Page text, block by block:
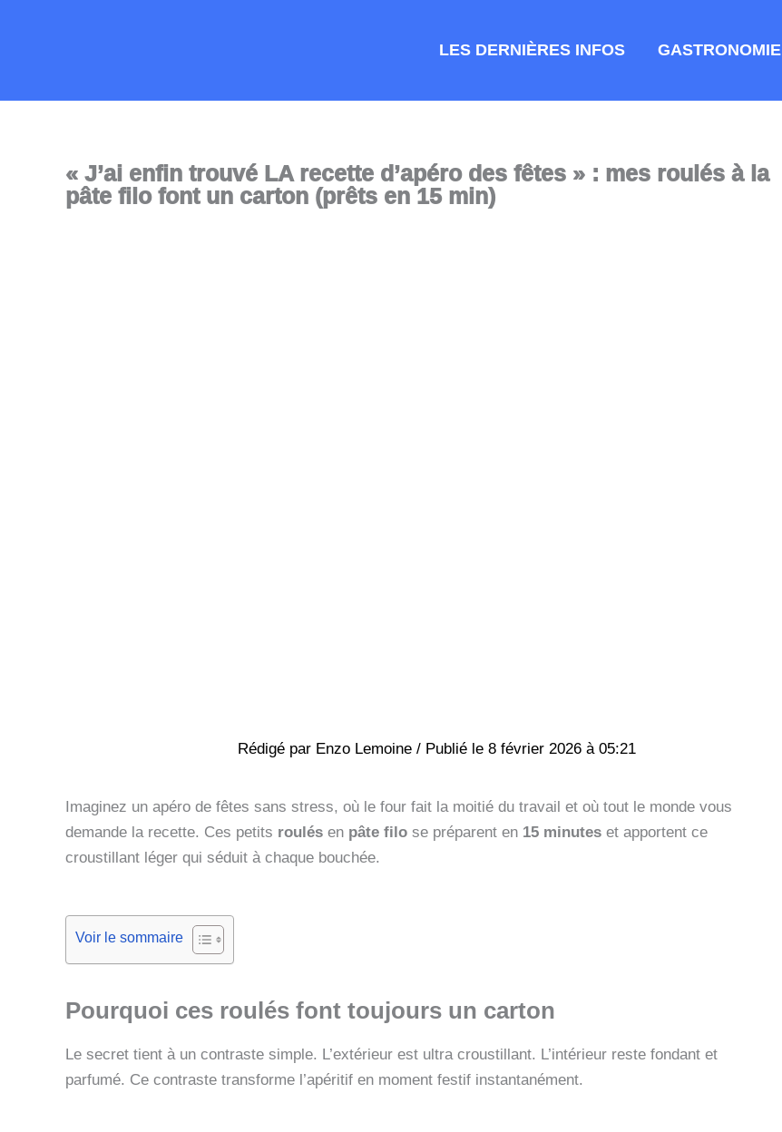
LES DERNIÈRES INFOS GASTRONOMIE
« J’ai enfin trouvé LA recette d’apéro des fêtes » : mes roulés à la
pâte filo font un carton (prêts en 15 min)
Rédigé par Enzo Lemoine / 8 février 2026 à 05:21
Imaginez un apéro de fêtes sans stress, où le four fait la moitié du travail et où tout le monde vous
demande la recette. Ces petits roulés en pâte filo se préparent en 15 minutes et apportent ce
croustillant léger qui séduit à chaque bouchée.
Voir le sommaire
Pourquoi ces roulés font toujours un carton
Le secret tient à un contraste simple. L’extérieur est ultra croustillant. L’intérieur reste fondant et
parfumé. Ce contraste transforme l’apéritif en moment festif instantanément.